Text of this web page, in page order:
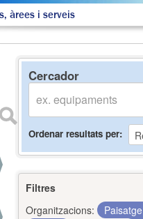
àrees i serveis
Cercador
Ordenar resultats per
Filtres
Organitzacions: